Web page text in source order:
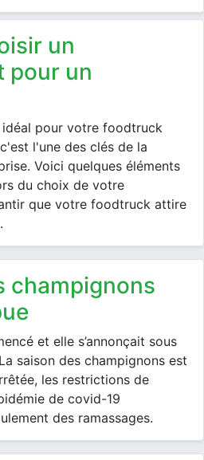
pour un
pour votre foodtruck
l'une des clés de la
Voici quelques éléments
du choix de votre
que votre foodtruck attire
et elle s’annonçait sous
saison des champignons est
les restrictions de
de covid-19
des ramassages.